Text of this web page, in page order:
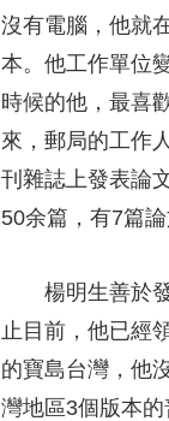
沒有電腦，他就
本。他工作單位
時候的他，最喜
來，郵局的工作
刊雜誌上發表論
50余篇，有7篇
楊明生善於
止目前，他已經
的寶島台灣，他
灣地區3個版本